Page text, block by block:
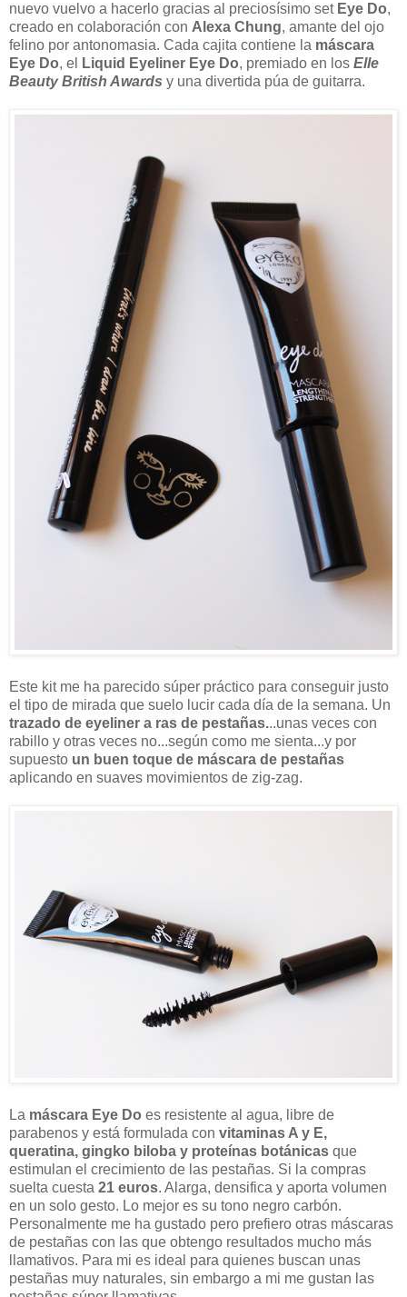
nuevo vuelvo a hacerlo gracias al preciosísimo set Eye Do,
creado en colaboración con Alexa Chung, amante del ojo
felino por antonomasia. Cada cajita contiene la máscara
Eye Do, el Liquid Eyeliner Eye Do, premiado en los Elle
Beauty British Awards y una divertida púa de guitarra.
Este kit me ha parecido súper práctico para conseguir justo
el tipo de mirada que suelo lucir cada día de la semana. Un
trazado de eyeliner a ras de pestañas...unas veces con
rabillo y otras veces no...según como me sienta...y por
supuesto un buen toque de máscara de pestañas
aplicando en suaves movimientos de zig-zag.
La máscara Eye Do es resistente al agua, libre de
parabenos y está formulada con vitaminas A y E,
queratina, gingko biloba y proteínas botánicas que
estimulan el crecimiento de las pestañas. Si la compras
suelta cuesta 21 euros. Alarga, densifica y aporta volumen
en un solo gesto. Lo mejor es su tono negro carbón.
Personalmente me ha gustado pero prefiero otras máscaras
de pestañas con las que obtengo resultados mucho más
llamativos. Para mi es ideal para quienes buscan unas
pestañas muy naturales, sin embargo a mi me gustan las